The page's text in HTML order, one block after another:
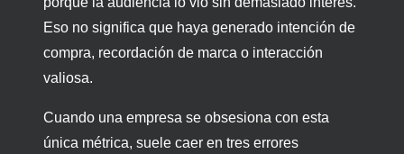
Eso no significa que haya generado intención de
compra, recordación de marca o interacción
valiosa.
Cuando una empresa se obsesiona con esta
única métrica, suele caer en tres errores